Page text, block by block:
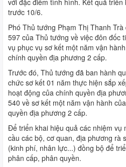
trước 10/6.
Phó Thủ tướng Phạm Thị Thanh
597 của Thủ tướng về việc đôn đốc
vụ phục vụ sơ kết một năm vận
chính quyền địa phương 2 cấp.
Trước đó, Thủ tướng đã ban hành
chức sơ kết 01 năm thực hiện sắp
hoạt động của chính quyền địa
540 về sơ kết một năm vận hành
quyền địa phương 2 cấp.
Để triển khai hiệu quả các nhiệm vụ
cầu các bộ, cơ quan, địa phương rà
(kinh phí, nhân lực...) đồng bộ để
phân cấp, phân quyền.